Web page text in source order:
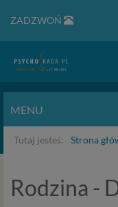
ZADZWOŃ
MENU
Tutaj jesteś: Strona
Rodzina -